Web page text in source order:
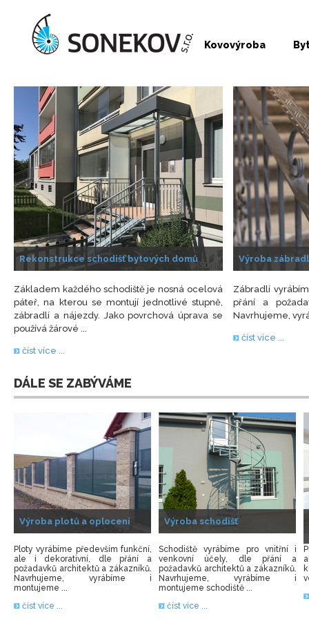
Kovovýroba
Rekonstrukce schodišť bytových domů
Základem každého schodiště je nosná ocelová
páteř, na kterou se montují jednotlivé stupně,
zábradlí a nájezdy. Jako povrchová úprava se
používá žárové ...
číst více ...
Výroba
Zábradlí
přání a
Navrhujeme,
číst více ...
DÁLE SE ZABÝVÁME
Výroba plotů a oplocení
Ploty vyrábíme především funkční,
ale i dekorativní, dle přání a
požadavků architektů a zákazníků.
Navrhujeme, vyrábíme i
montujeme ...
číst více ...
Výroba schodišť
Schodiště vyrábíme pro vnitřní i
venkovní účely, dle přání a
požadavků architektů a zákazníků.
Navrhujeme, vyrábíme i
montujeme schodiště ...
číst více ...